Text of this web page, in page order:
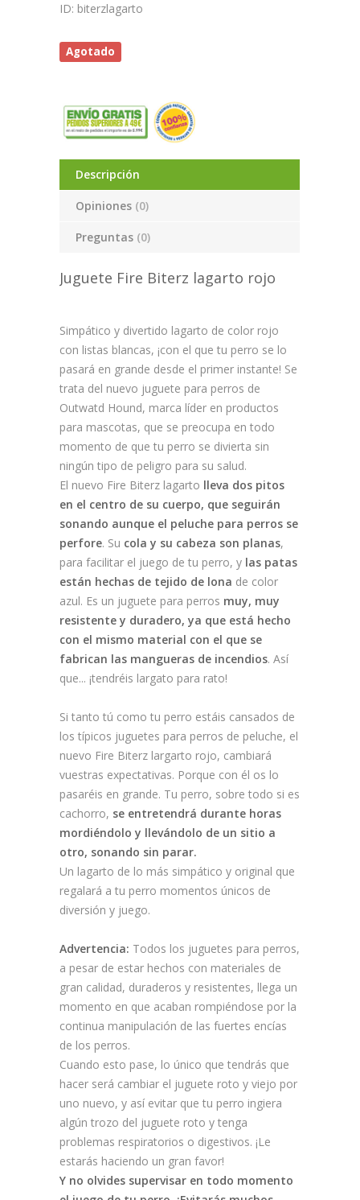
ID: biterzlagarto
Agotado
Descripción
Opiniones (0)
Preguntas (0)
Juguete Fire Biterz lagarto rojo
Simpático y divertido lagarto de color rojo
con listas blancas, ¡con el que tu perro se lo
pasará en grande desde el primer instante! Se
trata del nuevo juguete para perros de
Outwatd Hound, marca líder en productos
para mascotas, que se preocupa en todo
momento de que tu perro se divierta sin
ningún tipo de peligro para su salud.
El nuevo Fire Biterz lagarto lleva dos pitos
en el centro de su cuerpo, que seguirán
sonando aunque el peluche para perros se
perfore. Su cola y su cabeza son planas,
para facilitar el juego de tu perro, y las patas
están hechas de tejido de lona de color
azul. Es un juguete para perros muy, muy
resistente y duradero, ya que está hecho
con el mismo material con el que se
fabrican las mangueras de incendios. Así
que... ¡tendréis largato para rato!
Si tanto tú como tu perro estáis cansados de
los típicos juguetes para perros de peluche, el
nuevo Fire Biterz largarto rojo, cambiará
vuestras expectativas. Porque con él os lo
pasaréis en grande. Tu perro, sobre todo si es
cachorro, se entretendrá durante horas
mordiéndolo y llevándolo de un sitio a
otro, sonando sin parar.
Un lagarto de lo más simpático y original que
regalará a tu perro momentos únicos de
diversión y juego.
Advertencia: Todos los juguetes para perros,
a pesar de estar hechos con materiales de
gran calidad, duraderos y resistentes, llega un
momento en que acaban rompiéndose por la
continua manipulación de las fuertes encías
de los perros.
Cuando esto pase, lo único que tendrás que
hacer será cambiar el juguete roto y viejo por
uno nuevo, y así evitar que tu perro ingiera
algún trozo del juguete roto y tenga
problemas respiratorios o digestivos. ¡Le
estarás haciendo un gran favor!
Y no olvides supervisar en todo momento